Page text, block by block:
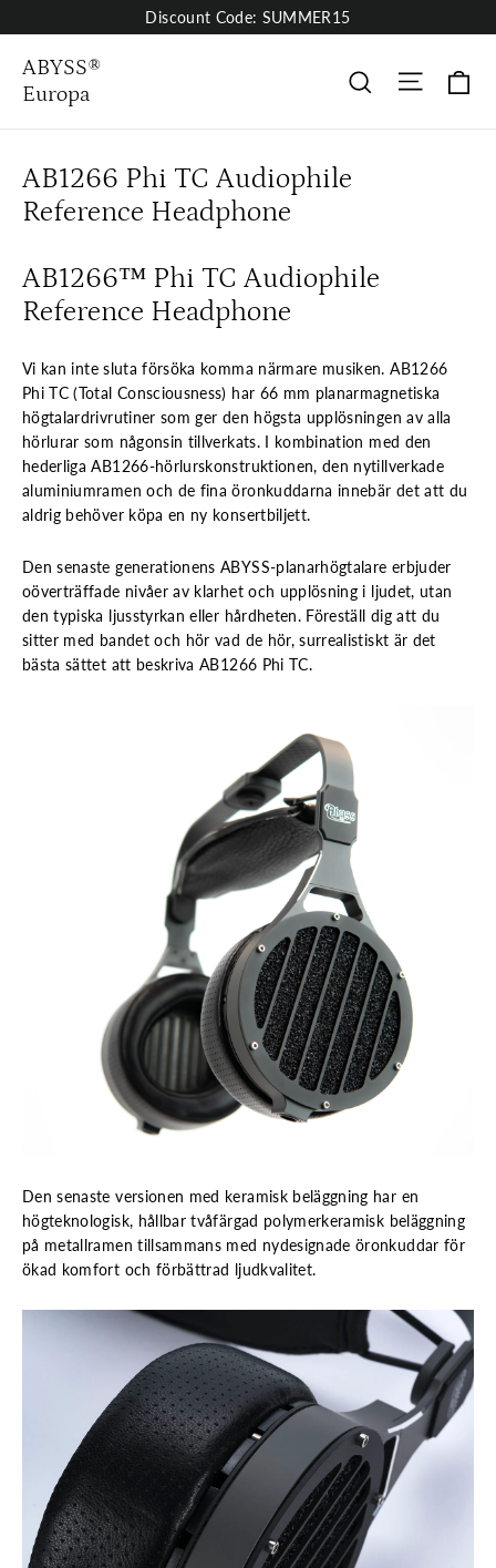
to
content
Discount Code: SUMMER15
ABYSS®
Europa
Sök Site
AB1266 Phi TC Audiophile
Reference Headphone
AB1266™ Phi TC Audiophile
Reference Headphone
Vi kan inte sluta försöka komma närmare musiken. AB1266
Phi TC (Total Consciousness) har 66 mm planarmagnetiska
högtalardrivrutiner som ger den högsta upplösningen av alla
hörlurar som någonsin tillverkats. I kombination med den
hederliga AB1266-hörlurskonstruktionen, den nytillverkade
aluminiumramen och de fina öronkuddarna innebär det att du
aldrig behöver köpa en ny konsertbiljett.
Den senaste generationens ABYSS-planarhögtalare erbjuder
oöverträffade nivåer av klarhet och upplösning i ljudet, utan
den typiska ljusstyrkan eller hårdheten. Föreställ dig att du
sitter med bandet och hör vad de hör, surrealistiskt är det
bästa sättet att beskriva AB1266 Phi TC.
Den senaste versionen med keramisk beläggning har en
högteknologisk, hållbar tvåfärgad polymerkeramisk beläggning
på metallramen tillsammans med nydesignade öronkuddar för
ökad komfort och förbättrad ljudkvalitet.